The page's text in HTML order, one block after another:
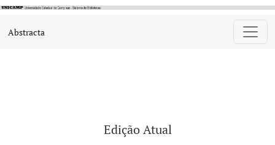
Abstracta
Edição Atual